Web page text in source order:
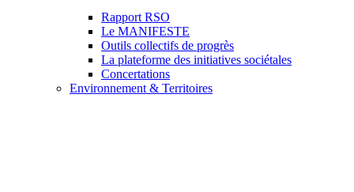
Rapport RSO
Le MANIFESTE
Outils collectifs de progrès
La plateforme des initiatives sociétales
Concertations
Environnement & Territoires